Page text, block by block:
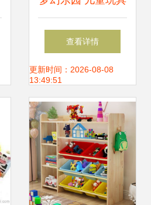
店的工厂风格装修
效果图设计
查看详情
更新时间：2026-08-08
13:49:51